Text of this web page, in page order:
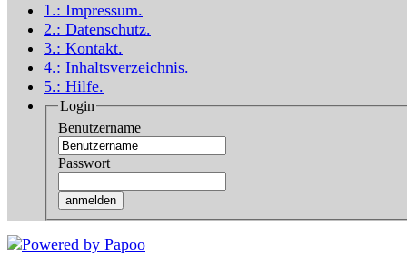
1.: Impressum.
2.: Datenschutz.
3.: Kontakt.
4.: Inhaltsverzeichnis.
5.: Hilfe.
Login
Benutzername
Passwort